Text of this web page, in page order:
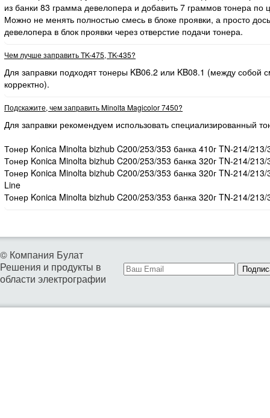
из банки 83 грамма девелопера и добавить 7 граммов тонера по
Можно не менять полностью смесь в блоке проявки, а просто
девелопера в блок проявки через отверстие подачи тонера.
Чем лучше заправить TK-475, TK-435?
Для заправки подходят тонеры KB06.2 или KB08.1 (между собой
корректно).
Подскажите, чем заправить Minolta Magicolor 7450?
Для заправки рекомендуем использовать специализированный
Тонер Konica Minolta bizhub C200/253/353 банка 410г TN-214/
Тонер Konica Minolta bizhub C200/253/353 банка 320г TN-214/
Тонер Konica Minolta bizhub C200/253/353 банка 320г TN-214/
Line
Тонер Konica Minolta bizhub C200/253/353 банка 320г TN-214/
© Компания Булат
Решения и продукты в
области электрографии